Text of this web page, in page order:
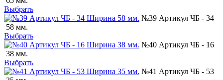
Выбрать
№39 Артикул ЧБ - 34
58 мм.
Выбрать
№40 Артикул ЧБ - 16
38 мм.
Выбрать
№41 Артикул ЧБ - 53